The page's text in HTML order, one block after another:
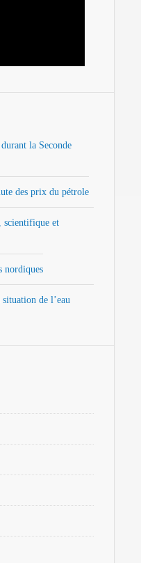
la Seconde
des prix du pétrole
scientifique et
nordiques
de l’eau